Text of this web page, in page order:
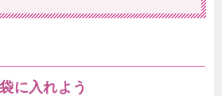
に入れよう